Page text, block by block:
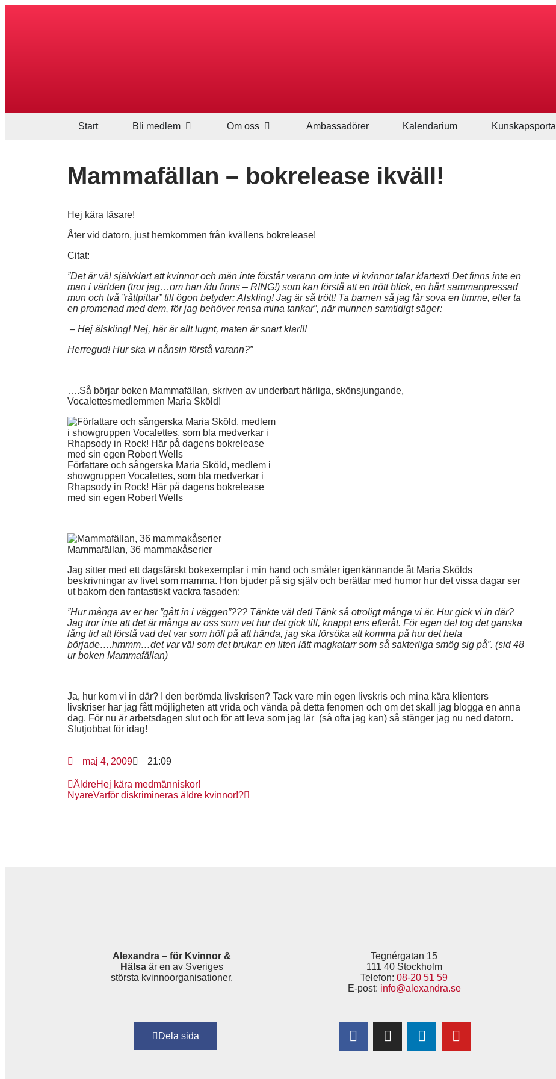
Start Bli medlem Om oss Ambassadörer Kalendarium Kunskapsportal
Mammafällan – bokrelease ikväll!
Hej kära läsare!
Åter vid datorn, just hemkommen från kvällens bokrelease!
Citat:
”Det är väl självklart att kvinnor och män inte förstår varann om inte vi kvinnor talar klartext! Det finns inte en
man i världen (tror jag…om han /du finns – RING!) som kan förstå att en trött blick, en hårt sammanpressad
mun och två ”råttpittar” till ögon betyder: Älskling! Jag är så trött! Ta barnen så jag får sova en timme, eller ta
en promenad med dem, för jag behöver rensa mina tankar”, när munnen samtidigt säger:
– Hej älskling! Nej, här är allt lugnt, maten är snart klar!!!
Herregud! Hur ska vi nånsin förstå varann?”
….Så börjar boken Mammafällan, skriven av underbart härliga, skönsjungande,
Vocalettesmedlemmen Maria Sköld!
Författare och sångerska Maria Sköld, medlem i
showgruppen Vocalettes, som bla medverkar i
Rhapsody in Rock! Här på dagens bokrelease
med sin egen Robert Wells
Mammafällan, 36 mammakåserier
Jag sitter med ett dagsfärskt bokexemplar i min hand och småler igenkännande åt Maria Skölds
beskrivningar av livet som mamma. Hon bjuder på sig själv och berättar med humor hur det vissa dagar ser
ut bakom den fantastiskt vackra fasaden:
”Hur många av er har ”gått in i väggen”??? Tänkte väl det! Tänk så otroligt många vi är. Hur gick vi in där?
Jag tror inte att det är många av oss som vet hur det gick till, knappt ens efteråt. För egen del tog det ganska
lång tid att förstå vad det var som höll på att hända, jag ska försöka att komma på hur det hela
började….hmmm…det var väl som det brukar: en liten lätt magkatarr som så sakterliga smög sig på”. (sid 48
ur boken Mammafällan)
Ja, hur kom vi in där? I den berömda livskrisen? Tack vare min egen livskris och mina kära klienters
livskriser har jag fått möjligheten att vrida och vända på detta fenomen och om det skall jag blogga en anna
dag. För nu är arbetsdagen slut och för att leva som jag lär (så ofta jag kan) så stänger jag nu ned datorn.
Slutjobbat för idag!
maj 4, 2009 21:09
ÄldreHej kära medmänniskor!
NyareVarför diskrimineras äldre kvinnor!?
Alexandra – för Kvinnor &
Hälsaär en av Sveriges
största kvinnoorganisationer.
Tegnérgatan 15
111 40 Stockholm
Telefon:08-20 51 59
E-post: info@alexandra.se
Dela sida